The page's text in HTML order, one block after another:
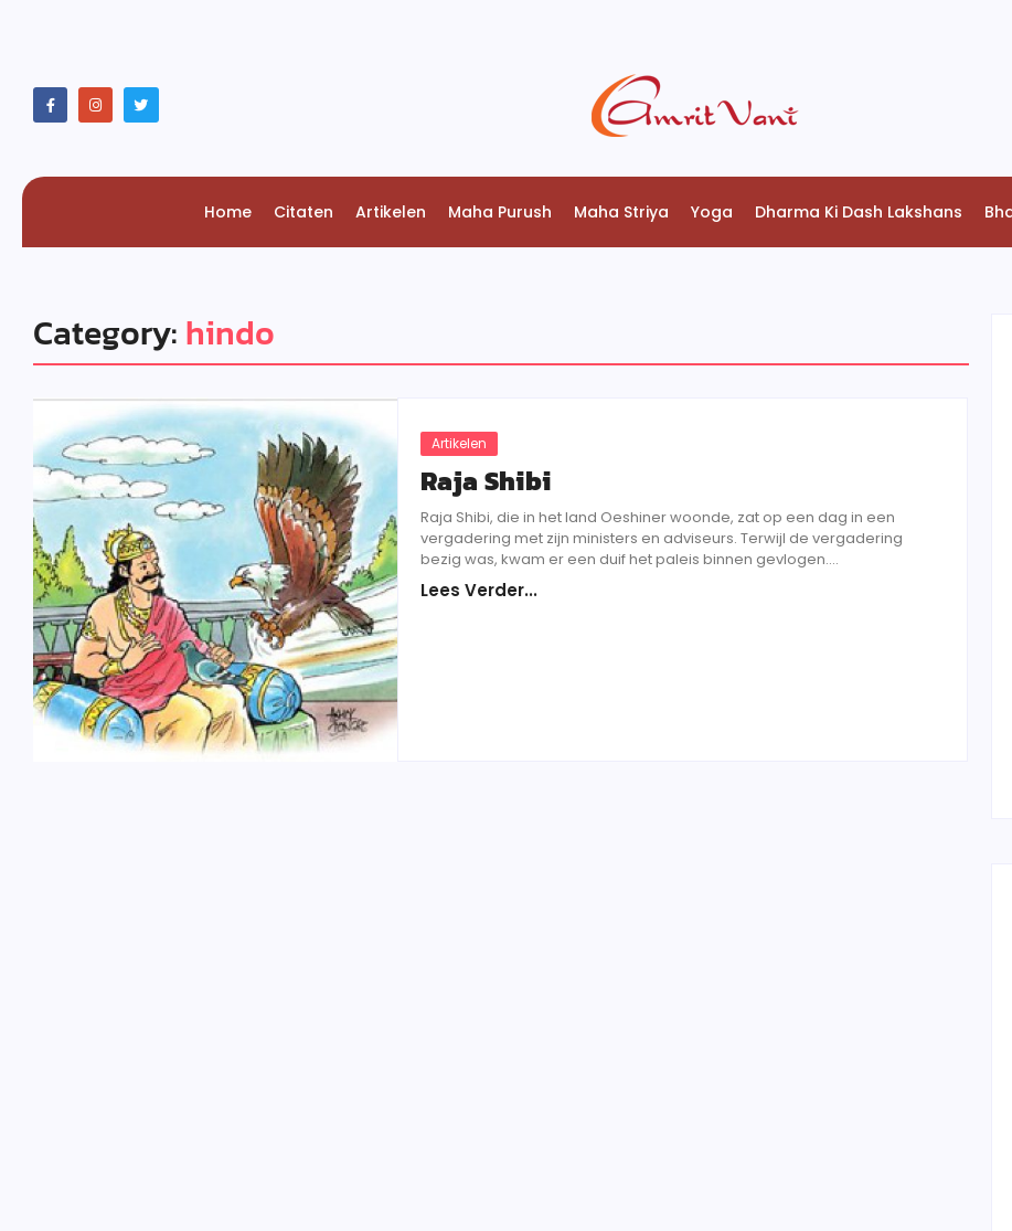
Home Citaten Artikelen Maha Purush Maha Striya Yoga Dharma Ki Dash Lakshans
Category: hindo
Artikelen
Raja Shibi
Raja Shibi, die in het land Oeshiner woonde, zat op een dag in een
vergadering met zijn ministers en adviseurs. Terwijl de vergadering
bezig was, kwam er een duif het paleis binnen gevlogen....
Lees Verder...